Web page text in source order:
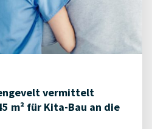
vermittelt
m² für Kita-Bau an die